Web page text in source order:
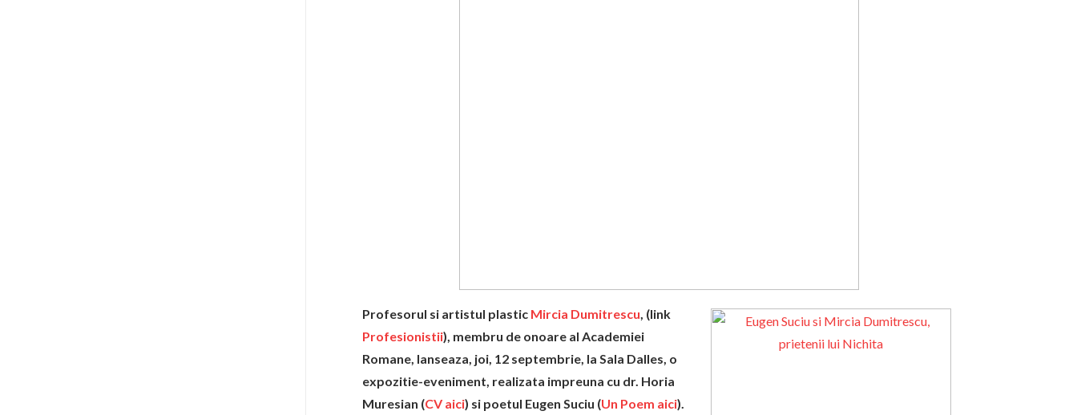
Profesorul si artistul plastic Mircia Dumitrescu, (link
Profesionistii), membru de onoare al Academiei
Romane, lanseaza, joi, 12 septembrie, la Sala Dalles, o
expozitie-eveniment, realizata impreuna cu dr. Horia
Muresian (CV aici) si poetul Eugen Suciu (Un Poem aici).